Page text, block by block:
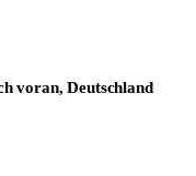
voran, Deutschland